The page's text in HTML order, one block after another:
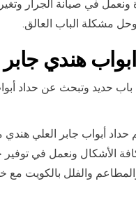
ونعمل في صيانة الجرار
مشكلة الباب العالق.
هندي جابر
حديد وتبحث عن حداد
حداد أبواب جابر العلي
الأشكال ونعمل في توفير
والفلل بالكويت مع